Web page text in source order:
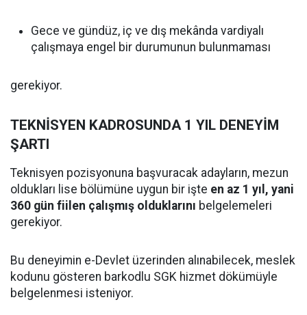
Gece ve gündüz, iç ve dış mekânda vardiyalı
çalışmaya engel bir durumunun bulunmaması
gerekiyor.
TEKNİSYEN KADROSUNDA 1 YIL DENEYİM
ŞARTI
Teknisyen pozisyonuna başvuracak adayların, mezun
oldukları lise bölümüne uygun bir işte en az 1 yıl, yani
360 gün fiilen çalışmış olduklarını belgelemeleri
gerekiyor.
Bu deneyimin e-Devlet üzerinden alınabilecek, meslek
kodunu gösteren barkodlu SGK hizmet dökümüyle
belgelenmesi isteniyor.